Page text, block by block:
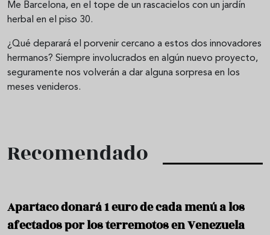
Me Barcelona, en el tope de un rascacielos con un jardín
herbal en el piso 30.
¿Qué deparará el porvenir cercano a estos dos innovadores
hermanos? Siempre involucrados en algún nuevo proyecto,
seguramente nos volverán a dar alguna sorpresa en los
meses venideros.
Recomendado
Apartaco donará 1 euro de cada menú a los
afectados por los terremotos en Venezuela